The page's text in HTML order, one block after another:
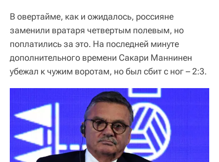
В овертайме, как и ожидалось, россияне
заменили вратаря четвертым полевым, но
поплатились за это. На последней минуте
дополнительного времени Сакари Маннинен
убежал к чужим воротам, но был сбит с ног – 2:3.